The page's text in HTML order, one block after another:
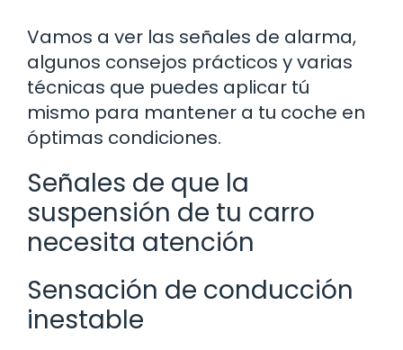
Vamos a ver las señales de alarma,
algunos consejos prácticos y varias
técnicas que puedes aplicar tú
mismo para mantener a tu coche en
óptimas condiciones.
Señales de que la
suspensión de tu carro
necesita atención
Sensación de conducción
inestable